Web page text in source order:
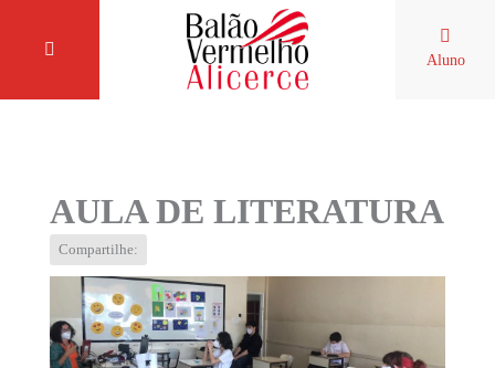
Aluno
AULA DE LITERATURA
Compartilhe: